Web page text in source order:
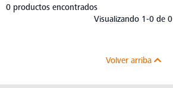
0 productos encontrados
Visualizando 1-0 de 0
Volver arriba